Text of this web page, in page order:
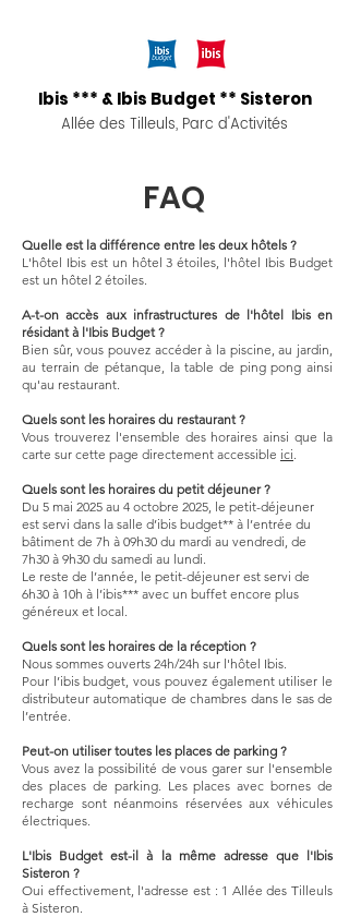
Ibis *** & Ibis Budget ** Sisteron
Allée des Tilleuls, Parc d'Activités
FAQ
Quelle est la différence entre les deux hôtels ?
L'hôtel Ibis est un hôtel 3 étoiles, l'hôtel Ibis Budget
est un hôtel 2 étoiles.
A-t-on accès aux infrastructures de l'hôtel Ibis en
résidant à l'Ibis Budget ?
Bien sûr, vous pouvez accéder à la piscine, au jardin,
au terrain de pétanque, la table de ping pong ainsi
qu'au restaurant.
Quels sont les horaires du restaurant ?
Vous trouverez l'ensemble des horaires ainsi que la
carte sur cette page directement accessible ici.
Quels sont les horaires du petit déjeuner ?
Du 5 mai 2025 au 4 octobre 2025, le petit-déjeuner
est servi dans la salle d’ibis budget** à l’entrée du
bâtiment de 7h à 09h30 du mardi au vendredi, de
7h30 à 9h30 du samedi au lundi.
Le reste de l’année, le petit-déjeuner est servi de
6h30 à 10h à l’ibis*** avec un buffet encore plus
généreux et local.
Quels sont les horaires de la réception ?
Nous sommes ouverts 24h/24h sur l'hôtel Ibis.
Pour l’ibis budget, vous pouvez également utiliser le
distributeur automatique de chambres dans le sas de
l’entrée.
Peut-on utiliser toutes les places de parking ?
Vous avez la possibilité de vous garer sur l'ensemble
des places de parking. Les places avec bornes de
recharge sont néanmoins réservées aux véhicules
électriques.
L'Ibis Budget est-il à la même adresse que l'Ibis
Sisteron ?
Oui effectivement, l'adresse est : 1 Allée des Tilleuls
à Sisteron.